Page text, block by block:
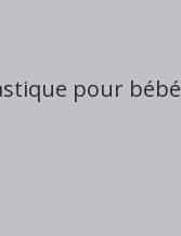
pour bébé